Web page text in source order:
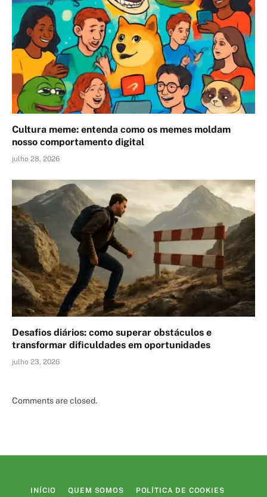
Cultura meme: entenda como os memes moldam
nosso comportamento digital
julho 28, 2026
Desafios diários: como superar obstáculos e
transformar dificuldades em oportunidades
julho 23, 2026
Comments are closed.
INÍCIO QUEM SOMOS POLÍTICA DE COOKIES